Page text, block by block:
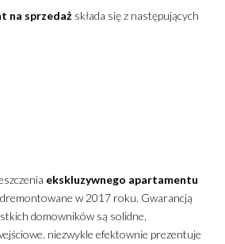
na sprzedażskłada się z następujących
ekskluzywnego apartamentu
w 2017 roku. Gwarancją
domowników są solidne,
niezwykle efektownie prezentuje